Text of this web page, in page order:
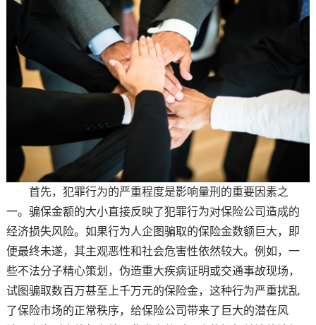
首先，犯罪行为的严重程度是影响量刑的重要因素之
一。骗保金额的大小直接反映了犯罪行为对保险公司造成的
经济损失风险。如果行为人企图骗取的保险金数额巨大，即
便最终未遂，其主观恶性和社会危害性依然较大。例如，一
些不法分子精心策划，伪造重大疾病证明或交通事故现场，
试图骗取数百万甚至上千万元的保险金，这种行为严重扰乱
了保险市场的正常秩序，给保险公司带来了巨大的潜在风